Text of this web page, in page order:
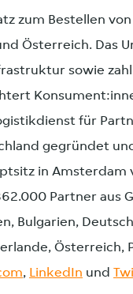
zum Bestellen
Österreich. Das
sowie
für
gegründet
in
Partner aus
Bulgarien,
Österreich,
, LinkedIn und